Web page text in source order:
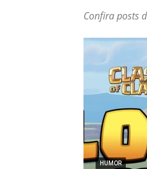
Confira posts
HUMOR